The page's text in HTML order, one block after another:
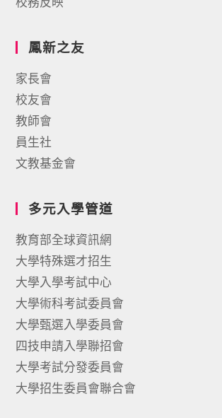
鳳新之友
家長會
校友會
教師會
員生社
文教基金會
多元入學管道
教育部全球資訊網
大學特殊選才招生
大學入學考試中心
大學術科考試委員會
大學甄選入學委員會
四技申請入學聯招會
大學考試分發委員會
大學招生委員會聯合會